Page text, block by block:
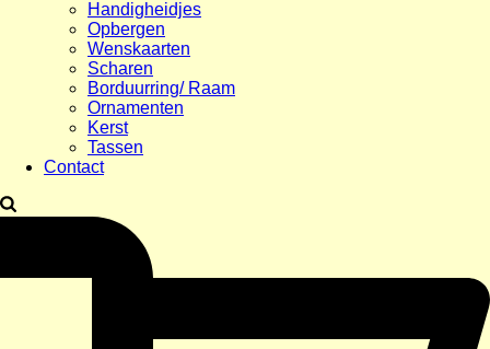
Handigheidjes
Opbergen
Wenskaarten
Scharen
Borduurring/ Raam
Ornamenten
Kerst
Tassen
Contact